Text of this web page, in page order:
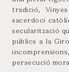
tradició,
sacerdoci
secularització
públics a la
persecució